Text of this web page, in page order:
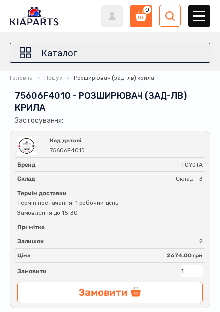
0
Каталог
Головна Пошук Розширювач (зад-лв) крила
75606F4010 - РОЗШИРЮВАЧ (ЗАД-ЛВ)
КРИЛА
Застосування:
Код деталі
75606F4010
Бренд TOYOTA
Склад Склад - 3
Термін доставки
Термін постачання: 1 робочий день
Замовлення до 15:30
Примітка
Залишок 2
Ціна 2674.00 грн
Замовити
Замовити